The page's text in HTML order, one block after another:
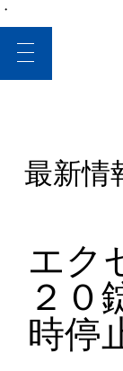
・
toggle
navigation
最新情
エク
２０
時停